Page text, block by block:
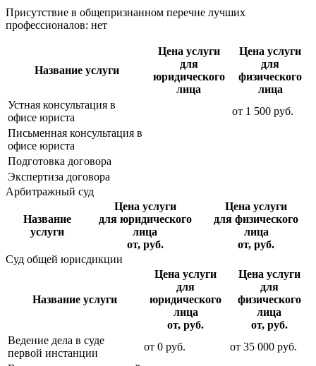
Присутствие в общепризнанном перечне лучших
профессионалов: нет
Название услуги
Цена услуги
для
юридического
лица
Цена услуги
для
физического
лица
Устная консультация в
офисе юриста
от 1 500 руб.
Письменная консультация в
офисе юриста
Подготовка договора
Экспертиза договора
Арбитражный суд
Название
услуги
Цена услуги
для юридического
лица
от, руб.
Цена услуги
для физического
лица
от, руб.
Суд общей юрисдикции
Название услуги
Цена услуги
для
юридического
лица
от, руб.
Цена услуги
для
физического
лица
от, руб.
Ведение дела в суде
первой инстанции
от 0 руб. от 35 000 руб.